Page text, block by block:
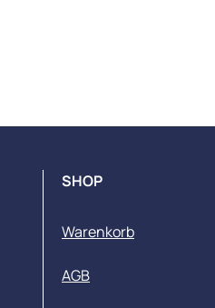
SHOP
Warenkorb
AGB